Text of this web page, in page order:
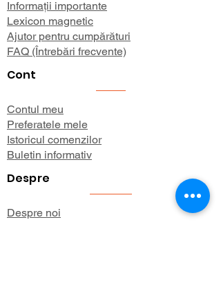
Informații importante
Lexicon magnetic
Ajutor pentru cumpărături
FAQ (Întrebări frecvente)
Cont
Contul meu
Preferatele mele
Istoricul comenzilor
Buletin informativ
Despre
Despre noi